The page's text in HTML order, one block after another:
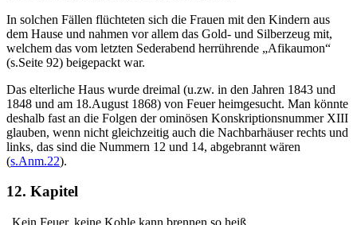
In solchen Fällen flüchteten sich die Frauen mit den Kindern aus
dem Hause und nahmen vor allem das Gold- und Silberzeug mit,
welchem das vom letzten Sederabend herrührende „Afikaumon“
(s.Seite 92) beigepackt war.
Das elterliche Haus wurde dreimal (u.zw. in den Jahren 1843 und
1848 und am 18.August 1868) von Feuer heimgesucht. Man könnte
deshalb fast an die Folgen der ominösen Konskriptionsnummer XIII
glauben, wenn nicht gleichzeitig auch die Nachbarhäuser rechts und
links, das sind die Nummern 12 und 14, abgebrannt wären
(s.Anm.22).
12. Kapitel